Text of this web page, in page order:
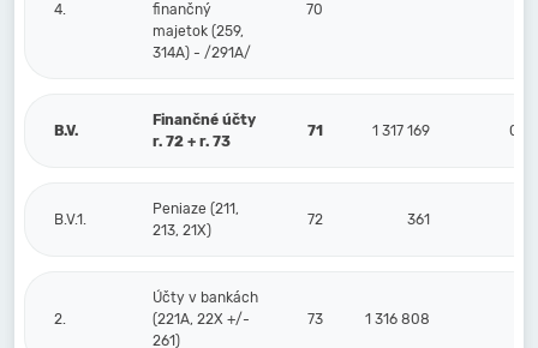
4.
finančný
majetok (259,
314A) - /291A/
70
B.V.
Finančné účty
r. 72 + r. 73
71 1 317 169 0
B.V.1.
Peniaze (211,
213, 21X)
72 361
2.
Účty v bankách
(221A, 22X +/-
261)
73 1 316 808